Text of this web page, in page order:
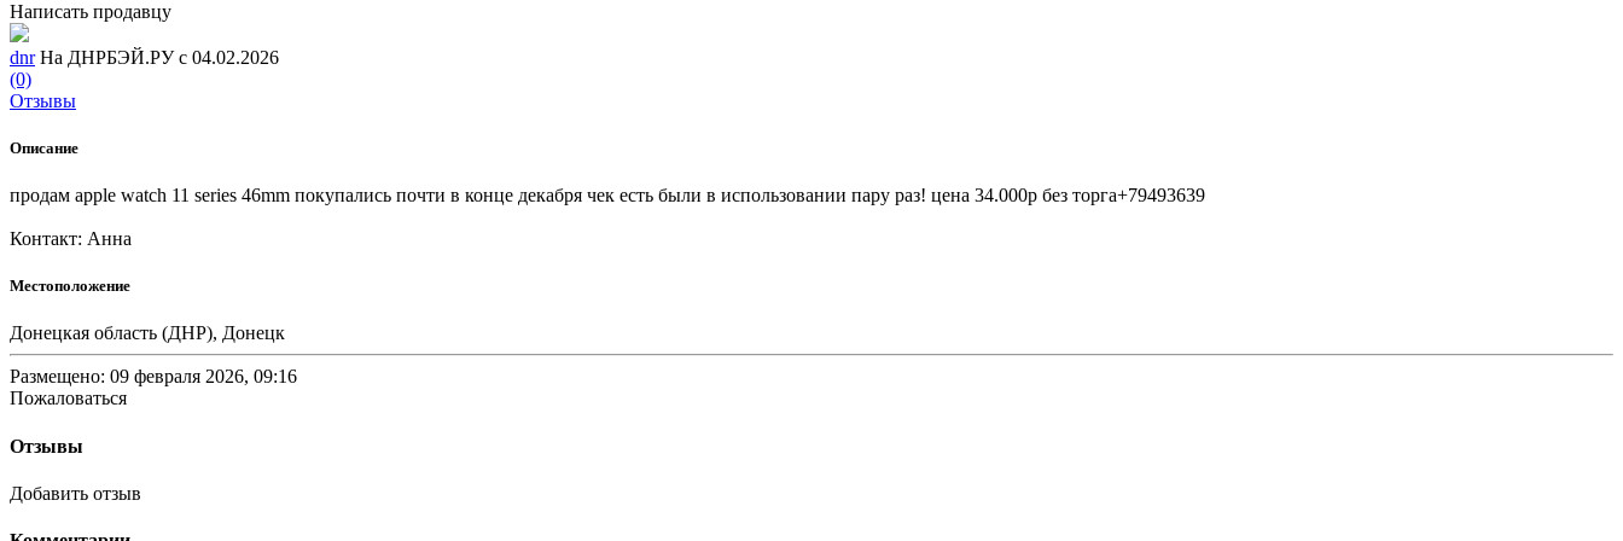
Написать продавцу
dnr На ДНРБЭЙ.РУ с 04.02.2026
(0)
Отзывы
Описание
продам apple watch 11 series 46mm покупались почти в конце декабря чек есть были в использовании пару раз! цена 34.000p без торга+79493639
Контакт: Анна
Местоположение
Донецкая область (ДНР), Донецк
Размещено: 09 февраля 2026, 09:16
Пожаловаться
Отзывы
Добавить отзыв